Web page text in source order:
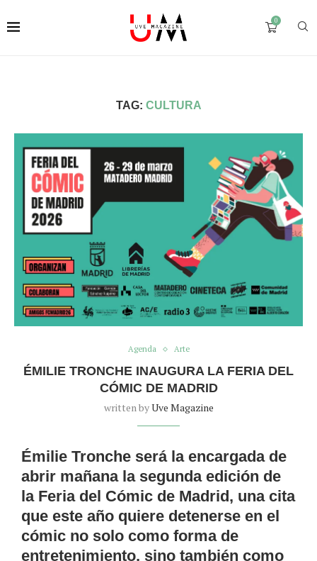
0
TAG: CULTURA
Agenda Arte
ÉMILIE TRONCHE INAUGURA LA FERIA DEL
CÓMIC DE MADRID
written byUve Magazine
Émilie Tronche será la encargada de
abrir mañana la segunda edición de
la Feria del Cómic de Madrid, una cita
que este año quiere detenerse en el
cómic no solo como forma de
entretenimiento, sino también como